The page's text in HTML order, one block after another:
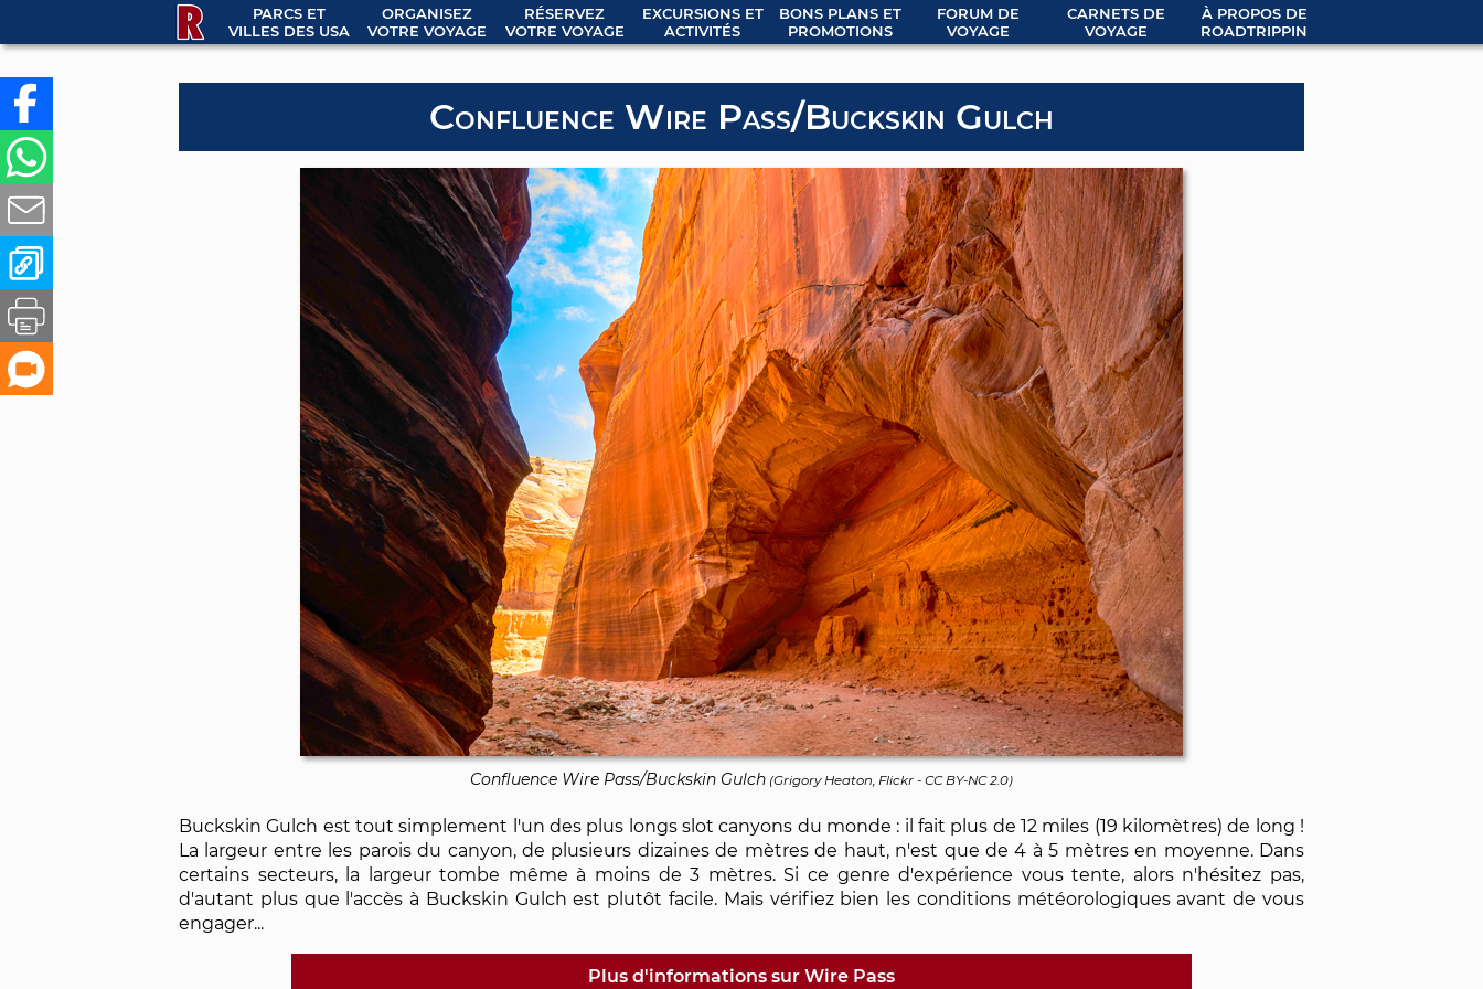
PARCS ET
VILLES DES USA
ORGANISEZ
VOTRE VOYAGE
RÉSERVEZ
VOTRE VOYAGE
EXCURSIONS ET
ACTIVITÉS
BONS PLANS ET
PROMOTIONS
FORUM DE
VOYAGE
CARNETS DE
VOYAGE
À PROPOS DE
ROADTRIPPIN
Confluence Wire Pass/Buckskin Gulch
Confluence Wire Pass/Buckskin Gulch (Grigory Heaton, Flickr - CC BY-NC 2.0)
Buckskin Gulch est tout simplement l'un des plus longs slot canyons du monde : il fait plus de 12 miles (19 kilomètres) de long !
La largeur entre les parois du canyon, de plusieurs dizaines de mètres de haut, n'est que de 4 à 5 mètres en moyenne. Dans
certains secteurs, la largeur tombe même à moins de 3 mètres. Si ce genre d'expérience vous tente, alors n'hésitez pas,
d'autant plus que l'accès à Buckskin Gulch est plutôt facile. Mais vérifiez bien les conditions météorologiques avant de vous
engager...
Plus d'informations sur Wire Pass